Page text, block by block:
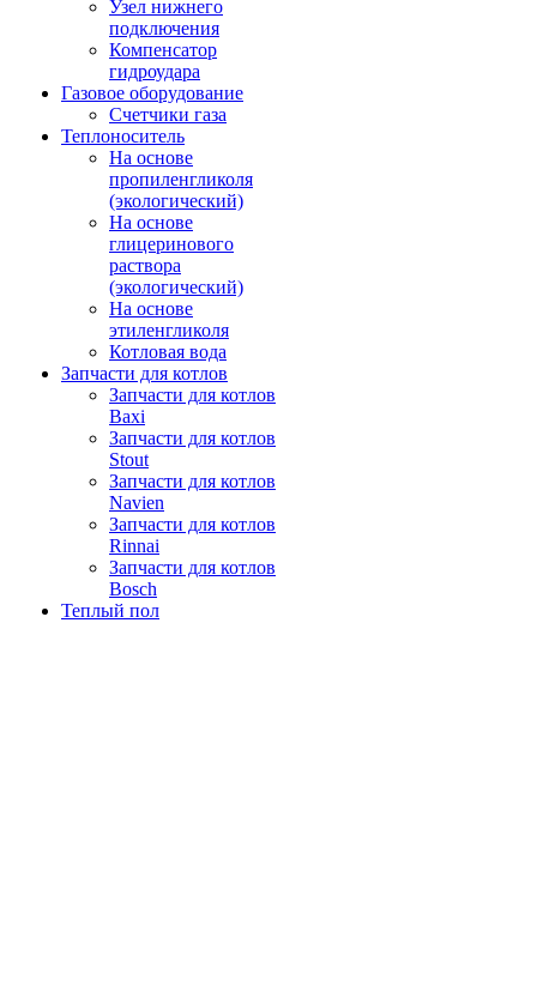
Узел нижнего
подключения
Компенсатор
гидроудара
Газовое оборудование
Счетчики газа
Теплоноситель
На основе
пропиленгликоля
(экологический)
На основе
глицеринового
раствора
(экологический)
На основе
этиленгликоля
Котловая вода
Запчасти для котлов
Запчасти для котлов
Baxi
Запчасти для котлов
Stout
Запчасти для котлов
Navien
Запчасти для котлов
Rinnai
Запчасти для котлов
Bosch
Теплый пол